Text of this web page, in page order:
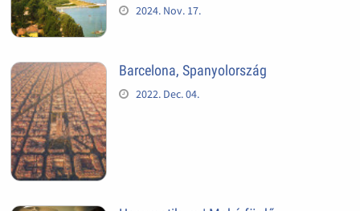
2024. Nov. 17.
Barcelona, Spanyolország
2022. Dec. 04.